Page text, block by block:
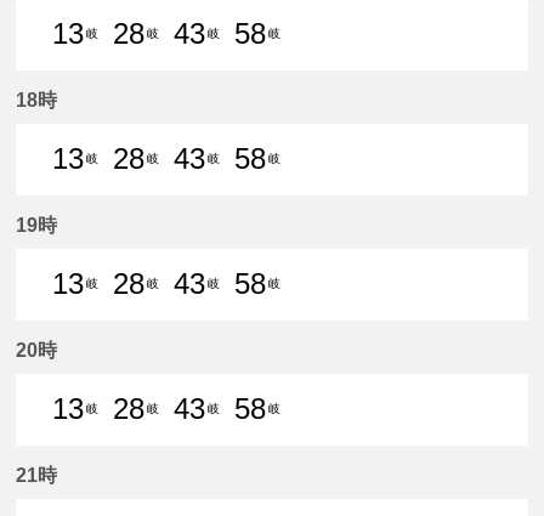
13岐
28岐
43岐
58岐
18時
13岐
28岐
43岐
58岐
19時
13岐
28岐
43岐
58岐
20時
13岐
28岐
43岐
58岐
21時